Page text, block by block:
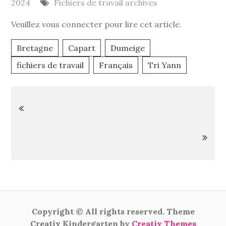
2024
Fichiers de travail archives
Veuillez vous connecter pour lire cet article.
Bretagne Capart
Dumeige
fichiers de travail
Français Tri Yann
Navigation
Copyright © All rights reserved. Theme
Creativ Kindergarten by Creativ Themes